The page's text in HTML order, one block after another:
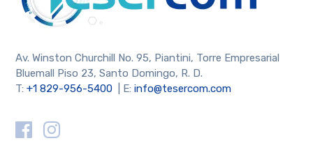
Av. Winston Churchill No. 95, Piantini, Torre Empresarial
Bluemall Piso 23, Santo Domingo, R. D.
T:+1 829-956-5400 | E:info@tesercom.com